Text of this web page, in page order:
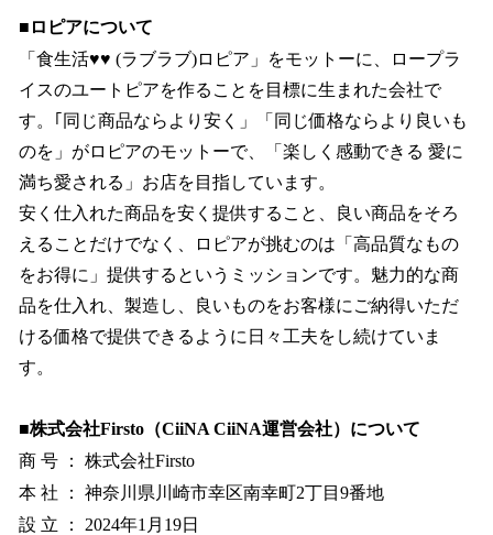
■ロピアについて
「食生活♥♥ (ラブラブ)ロピア」をモットーに、ロープラ
イスのユートピアを作ることを目標に生まれた会社で
す。｢同じ商品ならより安く」「同じ価格ならより良いも
のを」がロピアのモットーで、「楽しく感動できる 愛に
満ち愛される」お店を目指しています。
安く仕入れた商品を安く提供すること、良い商品をそろ
えることだけでなく、ロピアが挑むのは「高品質なもの
をお得に」提供するというミッションです。魅力的な商
品を仕入れ、製造し、良いものをお客様にご納得いただ
ける価格で提供できるように日々工夫をし続けていま
す。
■株式会社Firsto（CiiNA CiiNA運営会社）について
商 号 ： 株式会社Firsto
本 社 ： 神奈川県川崎市幸区南幸町2丁目9番地
設 立 ： 2024年1月19日